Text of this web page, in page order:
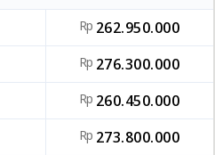
Rp 262.950.000
Rp 276.300.000
Rp 260.450.000
Rp 273.800.000